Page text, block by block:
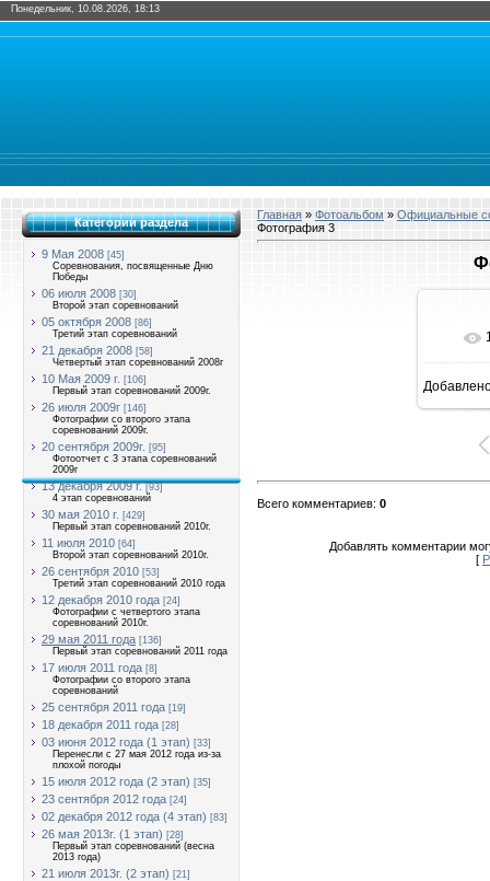
Понедельник, 10.08.2026, 18:13
Категории раздела
9 Мая 2008 [45]
Соревнования, посвященные Дню
Победы
06 июля 2008 [30]
Второй этап соревнований
05 октября 2008 [86]
Третий этап соревнований
21 декабря 2008 [58]
Четвертый этап соревнований 2008г
10 Мая 2009 г. [106]
Первый этап соревнований 2009г.
26 июля 2009г [146]
Фотографии со второго этапа
соревнований 2009г.
20 сентября 2009г. [95]
Фотоотчет с 3 этапа соревнований
2009г
13 декабря 2009 г. [93]
4 этап соревнований
30 мая 2010 г. [429]
Первый этап соревнований 2010г.
11 июля 2010 [64]
Второй этап соревнований 2010г.
26 сентября 2010 [53]
Третий этап соревнований 2010 года
12 декабря 2010 года [24]
Фотографии с четвертого этапа
соревнований 2010г.
29 мая 2011 года [136]
Первый этап соревнований 2011 года
17 июля 2011 года [8]
Фотографии со второго этапа
соревнований
25 сентября 2011 года [19]
18 декабря 2011 года [28]
03 июня 2012 года (1 этап) [33]
Перенесли с 27 мая 2012 года из-за
плохой погоды
15 июля 2012 года (2 этап) [35]
23 сентября 2012 года [24]
02 декабря 2012 года (4 этап) [83]
26 мая 2013г. (1 этап) [28]
Первый этап соревнований (весна
2013 года)
21 июля 2013г. (2 этап) [21]
Главная » Фотоальбом » Официальные
Фотография 3
Всего комментариев: 0
Добавлять комментарии
[